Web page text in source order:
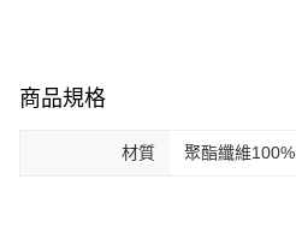
商品規格
材質 聚酯纖維100%